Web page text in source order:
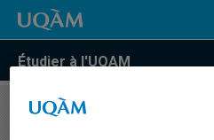
Étudier à l'UQAM
COURS//